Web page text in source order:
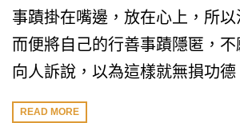
事蹟掛在嘴邊，放在心上，所以
而便將自己的行善事蹟隱匿，
向人訴說，以為這樣就無損功德
READ MORE